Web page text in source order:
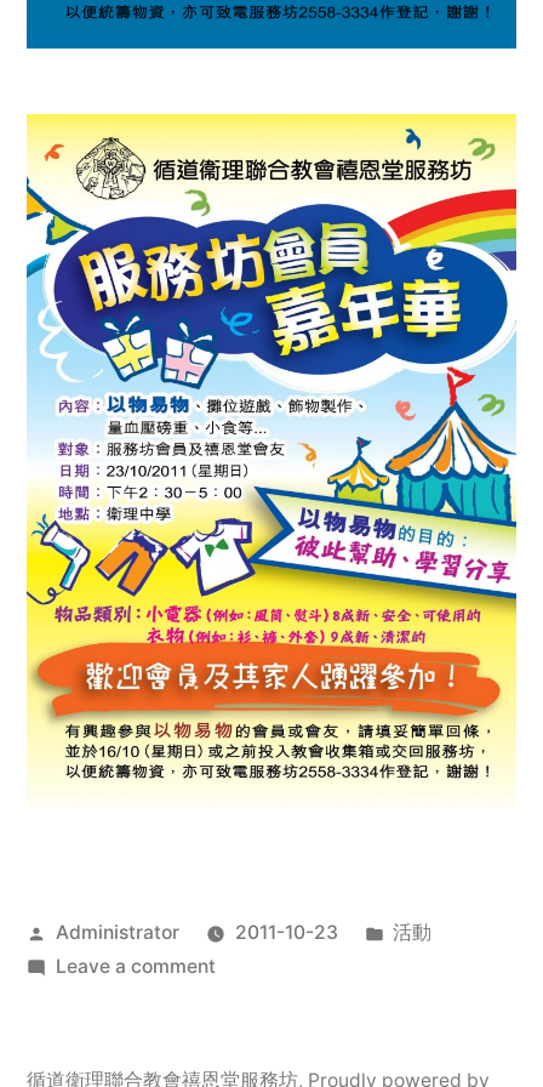
Posted
by
Administrator 2011-10-23
Posted
活動
Leave a commenton
服
循道衛理聯合教會禧恩堂服務坊, Proudly powered by